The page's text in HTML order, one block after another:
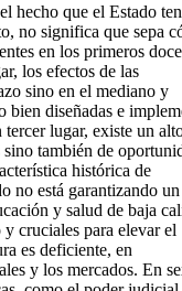
hecho que el Estado
no significa que sepa
en los primeros
los efectos de las
sino en el mediano y
bien diseñadas e
lugar, existe un
también de
histórica de
no está garantizando un
y salud de baja
cruciales para elevar el
es deficiente, en
y los mercados. En